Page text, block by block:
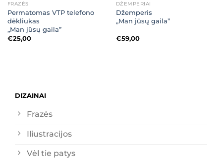
FRAZĖS
Permatomas VTP telefono
dėkliukas
„Man jūsų gaila”
€25,00
DŽEMPERIAI
Džemperis
„Man jūsų gaila”
€59,00
DIZAINAI
Frazės
Iliustracijos
Vėl tie patys